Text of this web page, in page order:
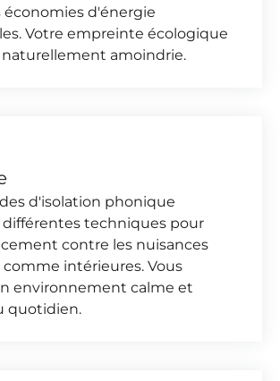
économies d'énergie
Votre empreinte écologique
amoindrie.
d'isolation phonique
techniques pour
contre les nuisances
intérieures. Vous
environnement calme et
quotidien.